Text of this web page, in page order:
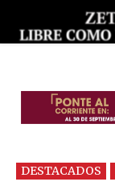
DESTACADOS